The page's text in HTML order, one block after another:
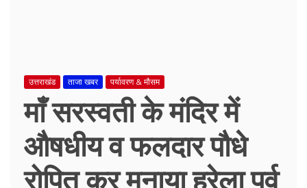
उत्तराखंड ताजा खबर पर्यावरण & मौसम
माँ सरस्वती के मंदिर में
औषधीय व फलदार पौधे
रोपित कर मनाया हरेला पर्व